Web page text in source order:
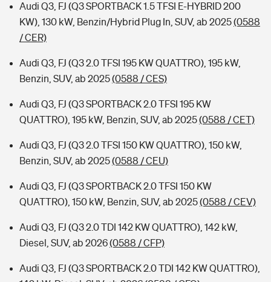
Audi Q3, FJ (Q3 SPORTBACK 1.5 TFSI E-HYBRID 200
KW), 130 kW, Benzin/Hybrid Plug In, SUV, ab 2025(0588
/ CER)
Audi Q3, FJ (Q3 2.0 TFSI 195 KW QUATTRO), 195 kW,
Benzin, SUV, ab 2025(0588 / CES)
Audi Q3, FJ (Q3 SPORTBACK 2.0 TFSI 195 KW
QUATTRO), 195 kW, Benzin, SUV, ab 2025(0588 / CET)
Audi Q3, FJ (Q3 2.0 TFSI 150 KW QUATTRO), 150 kW,
Benzin, SUV, ab 2025(0588 / CEU)
Audi Q3, FJ (Q3 SPORTBACK 2.0 TFSI 150 KW
QUATTRO), 150 kW, Benzin, SUV, ab 2025(0588 / CEV)
Audi Q3, FJ (Q3 2.0 TDI 142 KW QUATTRO), 142 kW,
Diesel, SUV, ab 2026(0588 / CFP)
Audi Q3, FJ (Q3 SPORTBACK 2.0 TDI 142 KW QUATTRO),